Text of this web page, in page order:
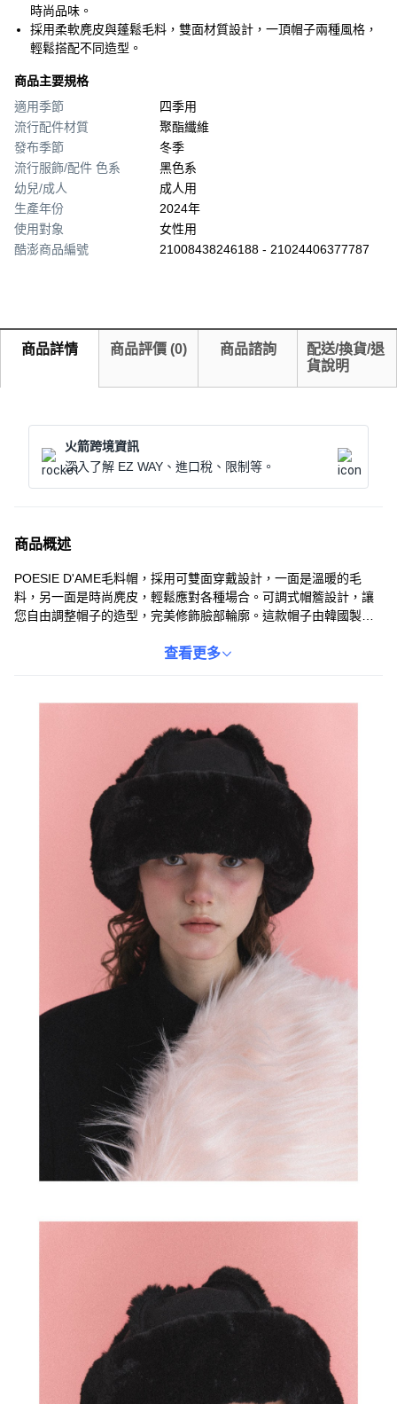
時尚品味。
採用柔軟麂皮與蓬鬆毛料，雙面材質設計，一頂帽子兩種風格，
輕鬆搭配不同造型。
商品主要規格
適用季節
四季用
流行配件材質
聚酯纖維
發布季節
冬季
流行服飾/配件 色系
黑色系
幼兒/成人
成人用
生產年份
2024年
使用對象
女性用
酷澎商品編號
21008438246188 - 21024406377787
商品詳情 商品評價 (0) 商品諮詢
配送/換貨/退
貨說明
火箭跨境資訊
深入了解 EZ WAY、進口稅、限制等。
商品概述
POESIE D'AME毛料帽，採用可雙面穿戴設計，一面是溫暖的毛
料，另一面是時尚麂皮，輕鬆應對各種場合。可調式帽簷設計，讓
您自由調整帽子的造型，完美修飾臉部輪廓。這款帽子由韓國製
型，都能為您的整體造型加分。選擇POESIE D'AME毛料帽，展現
查看更多